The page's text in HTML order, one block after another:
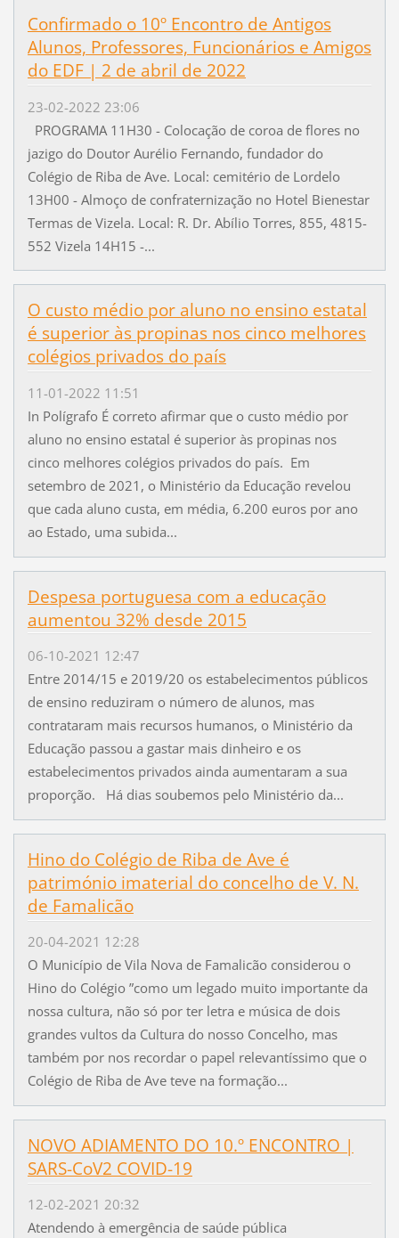
Confirmado o 10º Encontro de Antigos
Alunos, Professores, Funcionários e Amigos
do EDF | 2 de abril de 2022
23-02-2022 23:06
PROGRAMA 11H30 - Colocação de coroa de flores no
jazigo do Doutor Aurélio Fernando, fundador do
Colégio de Riba de Ave. Local: cemitério de Lordelo
13H00 - Almoço de confraternização no Hotel Bienestar
Termas de Vizela. Local: R. Dr. Abílio Torres, 855, 4815-
552 Vizela 14H15 -...
O custo médio por aluno no ensino estatal
é superior às propinas nos cinco melhores
colégios privados do país
11-01-2022 11:51
In Polígrafo É correto afirmar que o custo médio por
aluno no ensino estatal é superior às propinas nos
cinco melhores colégios privados do país. Em
setembro de 2021, o Ministério da Educação revelou
que cada aluno custa, em média, 6.200 euros por ano
ao Estado, uma subida...
Despesa portuguesa com a educação
aumentou 32% desde 2015
06-10-2021 12:47
Entre 2014/15 e 2019/20 os estabelecimentos públicos
de ensino reduziram o número de alunos, mas
contrataram mais recursos humanos, o Ministério da
Educação passou a gastar mais dinheiro e os
estabelecimentos privados ainda aumentaram a sua
proporção. Há dias soubemos pelo Ministério da...
Hino do Colégio de Riba de Ave é
património imaterial do concelho de V. N.
de Famalicão
20-04-2021 12:28
O Município de Vila Nova de Famalicão considerou o
Hino do Colégio ”como um legado muito importante da
nossa cultura, não só por ter letra e música de dois
grandes vultos da Cultura do nosso Concelho, mas
também por nos recordar o papel relevantíssimo que o
Colégio de Riba de Ave teve na formação...
NOVO ADIAMENTO DO 10.º ENCONTRO |
SARS-CoV2 COVID-19
12-02-2021 20:32
Atendendo à emergência de saúde pública